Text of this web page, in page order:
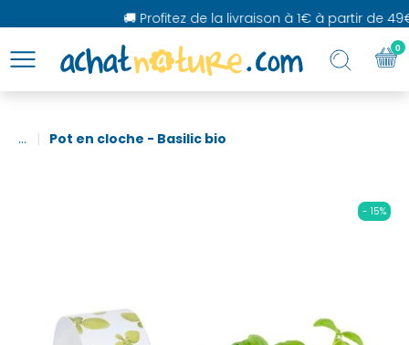
🚚 Profitez de la livraison à 1€ à partir de
... Pot en cloche - Basilic bio
- 15%
0